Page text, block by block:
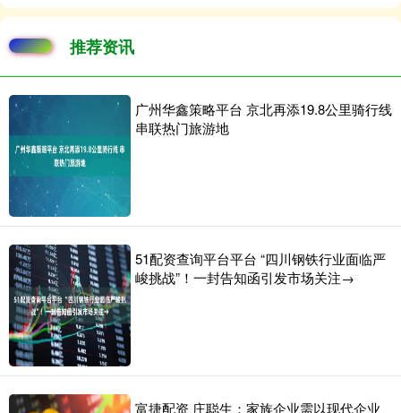
推荐资讯
广州华鑫策略平台 京北再添19.8公里骑行线
串联热门旅游地
51配资查询平台平台 “四川钢铁行业面临严
峻挑战”！一封告知函引发市场关注→
富捷配资 庄聪生：家族企业需以现代企业